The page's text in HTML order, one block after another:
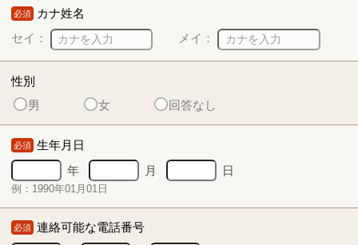
必須 カナ姓名
セイ：
メイ：
性別
男
女 回答なし
必須 生年月日
年
月 日
例：1990年01月01日
必須 連絡可能な電話番号